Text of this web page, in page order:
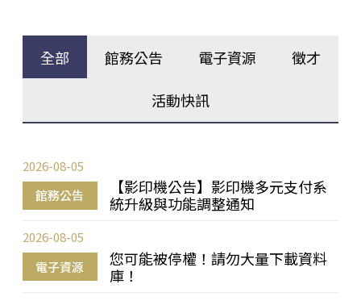
全部 館務公告 電子資源 徵才
活動快訊
館務公告
【影印機公告】影印機多元支付系
統升級與功能調整通知
2026-08-05
電子資源
您可能被停權！請勿大量下載資料
庫！
2026-08-05